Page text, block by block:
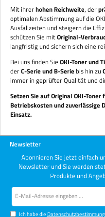
Mit ihrerhohen Reichweite, der
optimalen Abstimmung auf die
Ausfallzeiten und steigern die
schützen Sie mitOriginal-
langfristig und sichern sich eine
Bei uns finden Sie OKI-Toner und
derC-Serie und B-Serie bis hin zu
immer in geprüfter Qualität und
Setzen Sie auf Original OKI-
Betriebskosten und zuverlässige
Einsatz.
Newsletter
Abonnieren Sie jetzt einfach
Newsletter und Sie werden
Produkte und
Ich habe die